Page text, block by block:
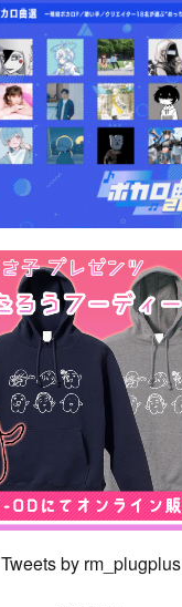
Tweets by rm_plugplus